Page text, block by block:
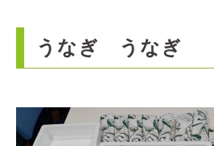
うなぎ うなぎ